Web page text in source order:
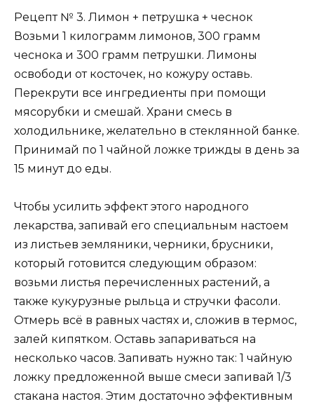
Рецепт № 3. Лимон + петрушка + чеснок
Возьми 1 килограмм лимонов, 300 грамм
чеснока и 300 грамм петрушки. Лимоны
освободи от косточек, но кожуру оставь.
Перекрути все ингредиенты при помощи
мясорубки и смешай. Храни смесь в
холодильнике, желательно в стеклянной банке.
Принимай по 1 чайной ложке трижды в день за
15 минут до еды.
Чтобы усилить эффект этого народного
лекарства, запивай его специальным настоем
из листьев земляники, черники, брусники,
который готовится следующим образом:
возьми листья перечисленных растений, а
также кукурузные рыльца и стручки фасоли.
Отмерь всë в равных частях и, сложив в термос,
залей кипятком. Оставь запариваться на
несколько часов. Запивать нужно так: 1 чайную
ложку предложенной выше смеси запивай 1/3
стакана настоя. Этим достаточно эффективным